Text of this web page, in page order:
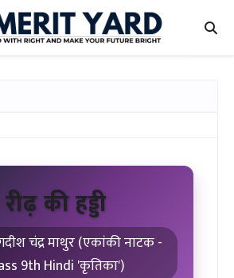
रीढ़ की हड्डी
चंद्र माथुर (एकांकी नाटक -
9th Hindi 'कृतिका')